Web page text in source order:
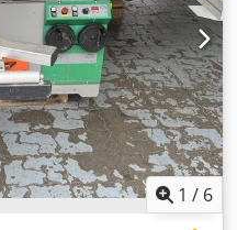
1 / 6